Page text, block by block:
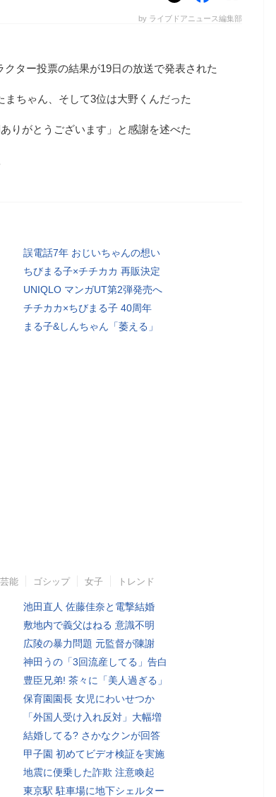
by ライブドアニュース編集部
クター投票の結果が19日の放送で発表された
まちゃん、そして3位は大野くんだった
りがとうございます」と感謝を述べた
誤電話7年 おじいちゃんの想い
ちびまる子×チチカカ 再販決定
UNIQLO マンガUT第2弾発売へ
チチカカ×ちびまる子 40周年
まる子&しんちゃん「萎える」
芸能 ゴシップ 女子 トレンド
池田直人 佐藤佳奈と電撃結婚
敷地内で義父はねる 意識不明
広陵の暴力問題 元監督が陳謝
神田うの「3回流産してる」告白
豊臣兄弟! 茶々に「美人過ぎる」
保育園園長 女児にわいせつか
「外国人受け入れ反対」大幅増
結婚してる? さかなクンが回答
甲子園 初めてビデオ検証を実施
地震に便乗した詐欺 注意喚起
東京駅 駐車場に地下シェルター